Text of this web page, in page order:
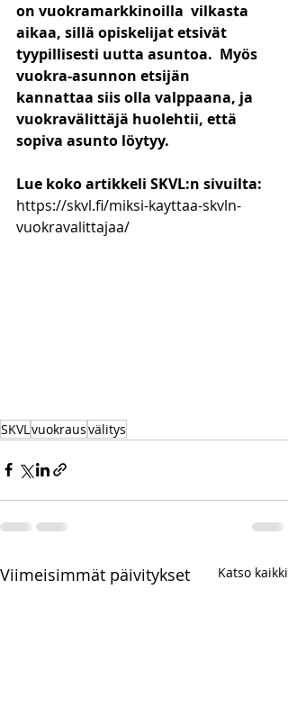
on vuokramarkkinoilla  vilkasta
aikaa, sillä opiskelijat etsivät
tyypillisesti uutta asuntoa.  Myös
vuokra-asunnon etsijän
kannattaa siis olla valppaana, ja
vuokravälittäjä huolehtii, että
sopiva asunto löytyy.
Lue koko artikkeli SKVL:n sivuilta:
https://skvl.fi/miksi-kayttaa-skvln-
vuokravalittajaa/
SKVLvuokrausvälitys
Viimeisimmät päivitykset Katso kaikki